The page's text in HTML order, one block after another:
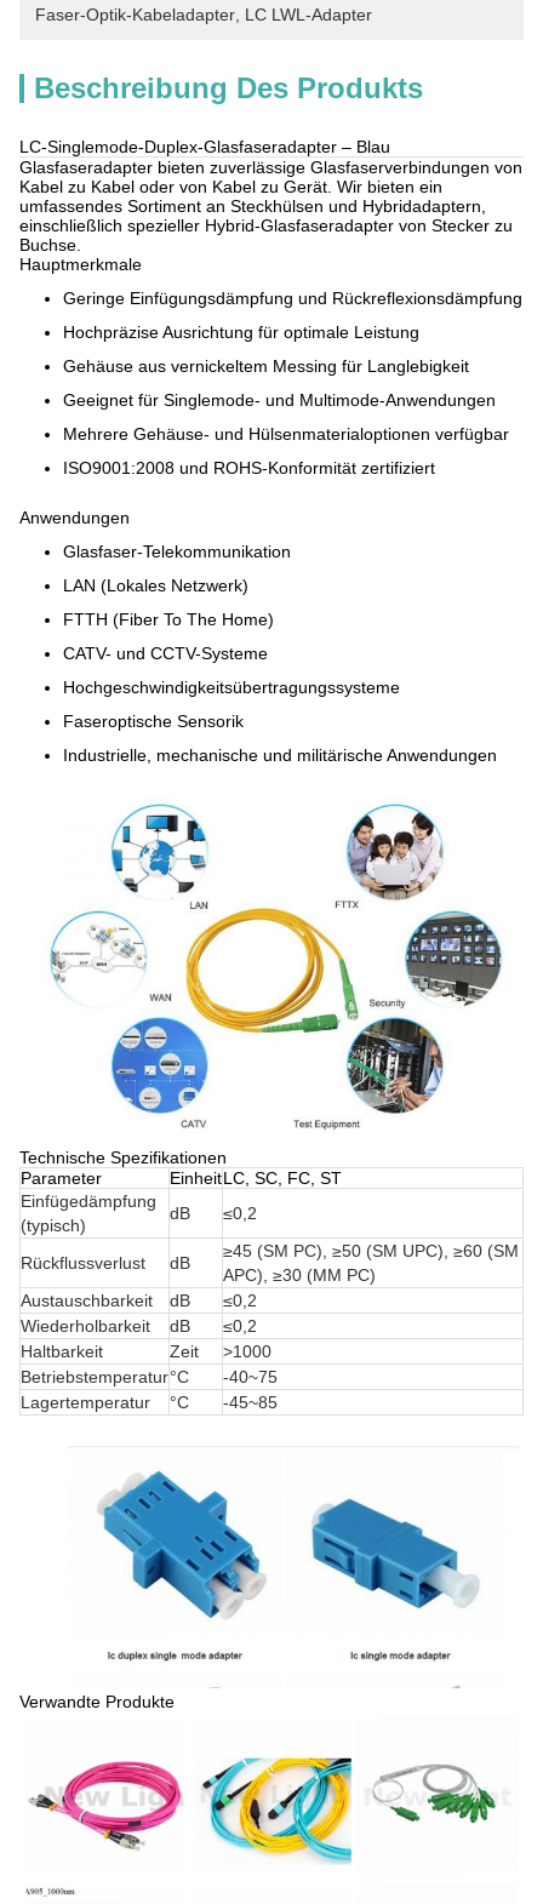
Faser-Optik-Kabeladapter LC LWL-Adapter
Beschreibung Des Produkts
LC-Singlemode-Duplex-Glasfaseradapter – Blau
Glasfaseradapter bieten zuverlässige Glasfaserverbindungen von
Kabel zu Kabel oder von Kabel zu Gerät. Wir bieten ein
umfassendes Sortiment an Steckhülsen und Hybridadaptern,
einschließlich spezieller Hybrid-Glasfaseradapter von Stecker zu
Buchse.
Hauptmerkmale
Geringe Einfügungsdämpfung und Rückreflexionsdämpfung
Hochpräzise Ausrichtung für optimale Leistung
Gehäuse aus vernickeltem Messing für Langlebigkeit
Geeignet für Singlemode- und Multimode-Anwendungen
Mehrere Gehäuse- und Hülsenmaterialoptionen verfügbar
ISO9001:2008 und ROHS-Konformität zertifiziert
Anwendungen
Glasfaser-Telekommunikation
LAN (Lokales Netzwerk)
FTTH (Fiber To The Home)
CATV- und CCTV-Systeme
Hochgeschwindigkeitsübertragungssysteme
Faseroptische Sensorik
Industrielle, mechanische und militärische Anwendungen
Technische Spezifikationen
Parameter
EinheitLC, SC, FC, ST
Einfügedämpfung
(typisch)
dB ≤0,2
Rückflussverlust dB
≥45 (SM PC), ≥50 (SM UPC), ≥60 (SM
APC), ≥30 (MM PC)
Austauschbarkeit
dB
≤0,2
Wiederholbarkeit
dB
≤0,2
Haltbarkeit
Zeit
>1000
Betriebstemperatur°C
-40~75
Lagertemperatur
°C -45~85
Verwandte Produkte